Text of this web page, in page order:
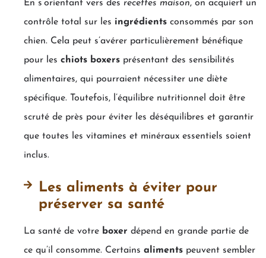
En s’orientant vers des recettes maison, on acquiert un
contrôle total sur les ingrédients consommés par son
chien. Cela peut s’avérer particulièrement bénéfique
pour les chiots boxers présentant des sensibilités
alimentaires, qui pourraient nécessiter une diète
spécifique. Toutefois, l’équilibre nutritionnel doit être
scruté de près pour éviter les déséquilibres et garantir
que toutes les vitamines et minéraux essentiels soient
inclus.
Les aliments à éviter pour
préserver sa santé
La santé de votre boxer dépend en grande partie de
ce qu’il consomme. Certains aliments peuvent sembler